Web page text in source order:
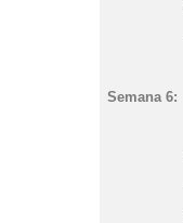
Semana 6: